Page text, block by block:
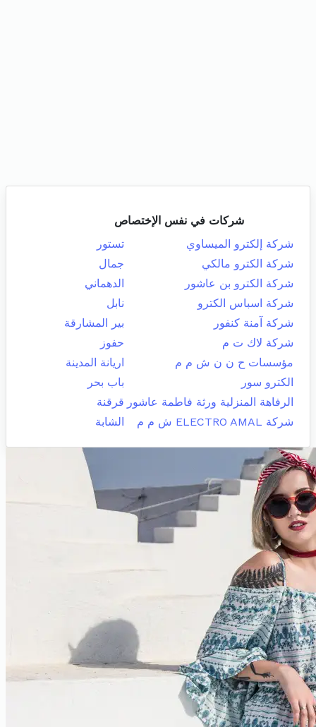
شركات في نفس الإختصاص
شركة إلكترو الميساوي
تستور
شركة الكترو مالكي
جمال
شركة الكترو بن عاشور
الدهماني
شركة اسباس الكترو
نابل
شركة آمنة كنفور
بير المشارقة
شركة لاك ت م
حفوز
مؤسسات ح ن ن ش م م
اريانة المدينة
الكترو سور
باب بحر
الرفاهة المنزلية ورثة فاطمة عاشور قرقنة
شركة ELECTRO AMAL ش م م
الشابة